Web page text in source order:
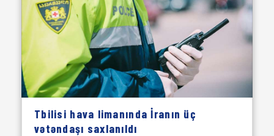
Tbilisi hava limanında İranın üç
vətəndaşı saxlanıldı